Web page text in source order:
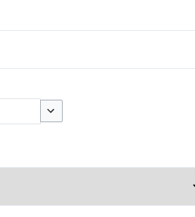
Optionen umschalten